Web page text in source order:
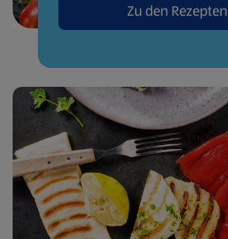
Zu den Rezepten